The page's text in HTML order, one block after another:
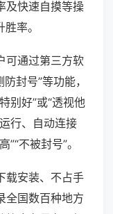
及快速自摸等操
率。
可通过第三方软
封号”等功能，
别好”或“透视他
行、自动连接
不被封号”。
载安装、不占手
全国数百种地方